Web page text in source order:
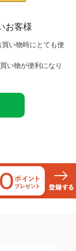
お客様
買い物時にとても便
い物が便利になり